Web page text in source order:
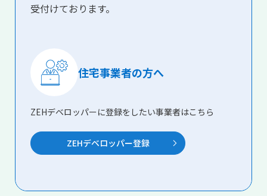
受付けております。
住宅事業者の方へ
ZEHデベロッパー登録
ZEHデベロッパーに登録をしたい事業者はこちら